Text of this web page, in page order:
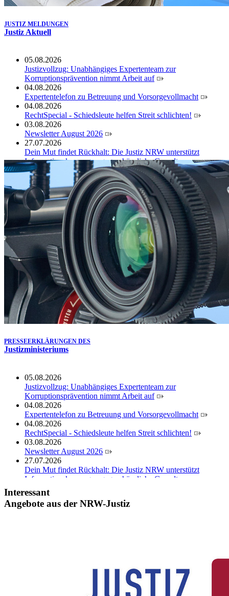
JUSTIZ MELDUNGEN
Justiz Aktuell
05.08.2026
Justizvollzug: Unabhängiges Expertenteam zur
Korruptionsprävention nimmt Arbeit auf
04.08.2026
Expertentelefon zu Betreuung und Vorsorgevollmacht
04.08.2026
RechtSpecial - Schiedsleute helfen Streit schlichten!
03.08.2026
Newsletter August 2026
27.07.2026
Dein Mut findet Rückhalt: Die Justiz NRW unterstützt
Informationskampagne gegen häusliche Gewalt
10.07.2026
Anerkennung für innovative Suizidpräventionsarbeit: JVA
Köln ausgezeichnet
14.07.2026
Justiz der Zukunft gemeinsam gestalten: Minister Limbach
zieht positive Bilanz des Projekts Zukunftswerkstatt Justiz
Nordrhein-Westfalen
01.07.2026
Newsletter Juli 2026
30.06.2026
288 Anwärterinnen und Anwärter des Jahrgangs 2024/2026
der Justizvollzugsschule NRW geehrt
30.06.2026
RechtSpecial - Schiedsleute helfen Streit schlichten!
PRESSEERKLÄRUNGEN DES
Justizministeriums
05.08.2026
Justizvollzug: Unabhängiges Expertenteam zur
Korruptionsprävention nimmt Arbeit auf
04.08.2026
Expertentelefon zu Betreuung und Vorsorgevollmacht
04.08.2026
RechtSpecial - Schiedsleute helfen Streit schlichten!
03.08.2026
Newsletter August 2026
27.07.2026
Dein Mut findet Rückhalt: Die Justiz NRW unterstützt
Informationskampagne gegen häusliche Gewalt
10.07.2026
Anerkennung für innovative Suizidpräventionsarbeit: JVA
Köln ausgezeichnet
288 Anwärterinnen und Anwärter des Jahrgangs 2024/2026
der Justizvollzugsschule NRW geehrt
Interessant
Angebote aus der NRW-Justiz